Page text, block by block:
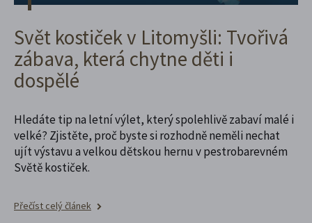
Svět kostiček v Litomyšli: Tvořivá
zábava, která chytne děti i
dospělé
Hledáte tip na letní výlet, který spolehlivě zabaví malé i
velké? Zjistěte, proč byste si rozhodně neměli nechat
ujít výstavu a velkou dětskou hernu v pestrobarevném
Světě kostiček.
Přečíst celý článek